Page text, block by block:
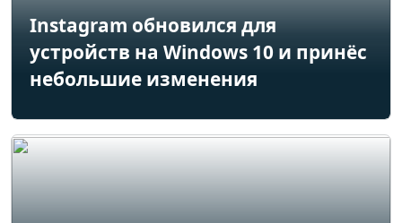
Instagram обновился для
устройств на Windows 10 и принёс
небольшие изменения